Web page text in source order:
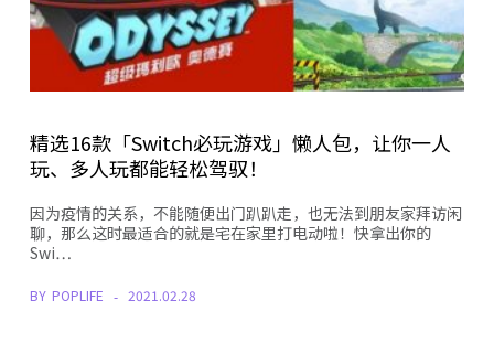
精选16款「Switch必玩游戏」懒人包，让你一人
玩、多人玩都能轻松驾驭！
因为疫情的关系，不能随便出门趴趴走，也无法到朋友家拜访闲
聊，那么这时最适合的就是宅在家里打电动啦！快拿出你的
Swi…
BY POPLIFE 2021.02.28